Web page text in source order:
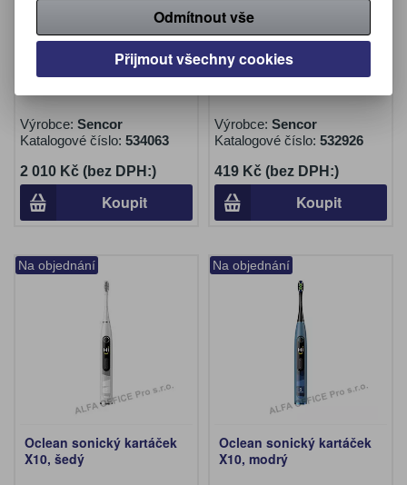
SENCOR mikrovlnná
trouba SMW 5017WH / bílá
Výrobce: Sencor
Katalogové číslo: 534063
2 010 Kč (bez DPH:)
Koupit
Konvice varná Sencor
SWK 1704RD / červená
Výrobce: Sencor
Katalogové číslo: 532926
419 Kč (bez DPH:)
Koupit
Na objednání
Oclean sonický kartáček
X10, šedý
Na objednání
Oclean sonický kartáček
X10, modrý
Odmítnout vše
Přijmout všechny cookies